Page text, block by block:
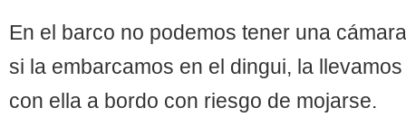
En el barco no podemos tener una
si la embarcamos en el dingui, la
con ella a bordo con riesgo de mojarse.